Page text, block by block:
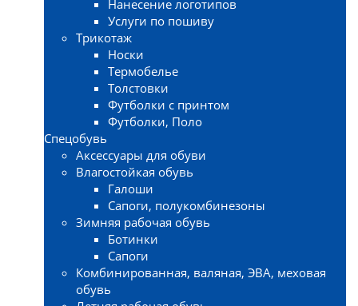
Нанесение логотипов
Услуги по пошиву
Трикотаж
Носки
Термобелье
Толстовки
Футболки с принтом
Футболки, Поло
Спецобувь
Аксессуары для обуви
Влагостойкая обувь
Галоши
Сапоги, полукомбинезоны
Зимняя рабочая обувь
Ботинки
Сапоги
Комбинированная, валяная, ЭВА, меховая
обувь